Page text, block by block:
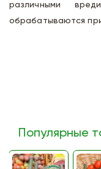
различными
обрабатываются
Популярные